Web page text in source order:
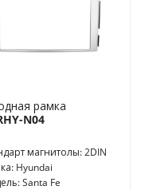
рамка
N04
магнитолы: 2DIN
Hyundai
Santa Fe